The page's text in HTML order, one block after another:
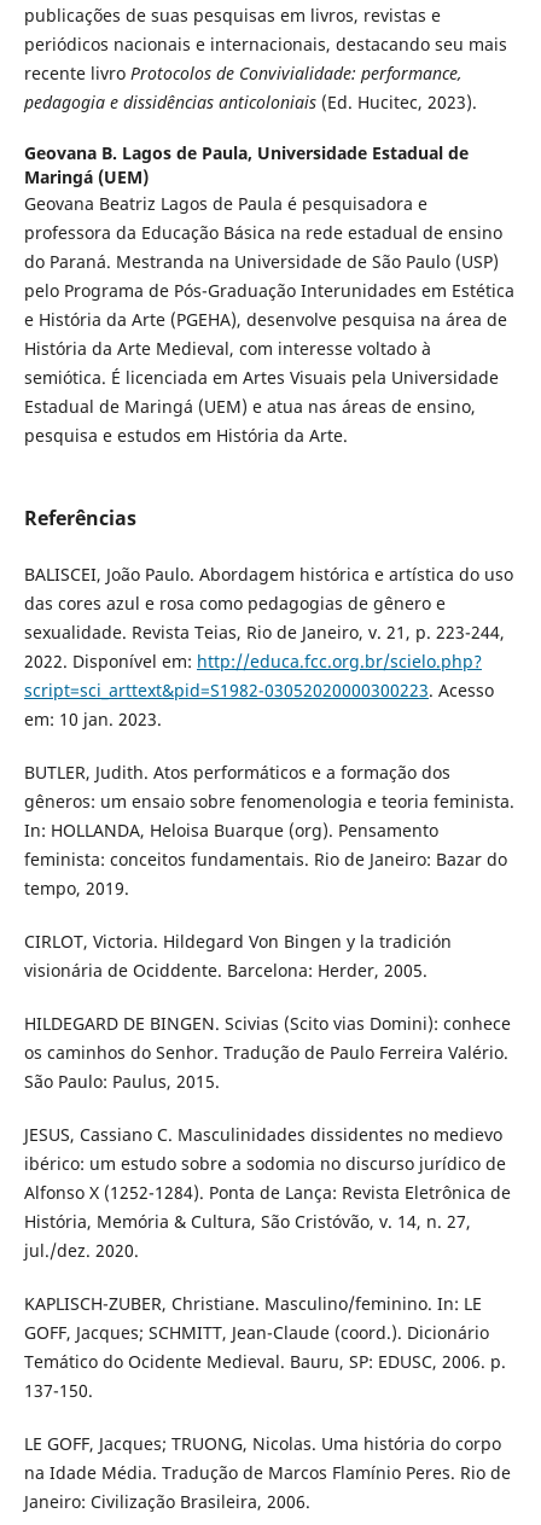
publicações de suas pesquisas em livros, revistas e
periódicos nacionais e internacionais, destacando seu mais
recente livro Protocolos de Convivialidade: performance,
pedagogia e dissidências anticoloniais(Ed. Hucitec, 2023).
Geovana B. Lagos de Paula, Universidade Estadual de
Maringá (UEM)
Geovana Beatriz Lagos de Paula é pesquisadora e
professora da Educação Básica na rede estadual de ensino
do Paraná. Mestranda na Universidade de São Paulo (USP)
pelo Programa de Pós-Graduação Interunidades em Estética
e História da Arte (PGEHA), desenvolve pesquisa na área de
História da Arte Medieval, com interesse voltado à
semiótica. É licenciada em Artes Visuais pela Universidade
Estadual de Maringá (UEM) e atua nas áreas de ensino,
pesquisa e estudos em História da Arte.
Referências
BALISCEI, João Paulo. Abordagem histórica e artística do uso
das cores azul e rosa como pedagogias de gênero e
sexualidade. Revista Teias, Rio de Janeiro, v. 21, p. 223-244,
2022. Disponível em: http://educa.fcc.org.br/scielo.php?
script=sci_arttext&pid=S1982-03052020000300223. Acesso
em: 10 jan. 2023.
BUTLER, Judith. Atos performáticos e a formação dos
gêneros: um ensaio sobre fenomenologia e teoria feminista.
In: HOLLANDA, Heloisa Buarque (org). Pensamento
feminista: conceitos fundamentais. Rio de Janeiro: Bazar do
tempo, 2019.
CIRLOT, Victoria. Hildegard Von Bingen y la tradición
visionária de Ociddente. Barcelona: Herder, 2005.
HILDEGARD DE BINGEN. Scivias (Scito vias Domini): conhece
os caminhos do Senhor. Tradução de Paulo Ferreira Valério.
São Paulo: Paulus, 2015.
JESUS, Cassiano C. Masculinidades dissidentes no medievo
ibérico: um estudo sobre a sodomia no discurso jurídico de
Alfonso X (1252-1284). Ponta de Lança: Revista Eletrônica de
História, Memória & Cultura, São Cristóvão, v. 14, n. 27,
jul./dez. 2020.
KAPLISCH-ZUBER, Christiane. Masculino/feminino. In: LE
GOFF, Jacques; SCHMITT, Jean-Claude (coord.). Dicionário
Temático do Ocidente Medieval. Bauru, SP: EDUSC, 2006. p.
137-150.
LE GOFF, Jacques; TRUONG, Nicolas. Uma história do corpo
na Idade Média. Tradução de Marcos Flamínio Peres. Rio de
Janeiro: Civilização Brasileira, 2006.